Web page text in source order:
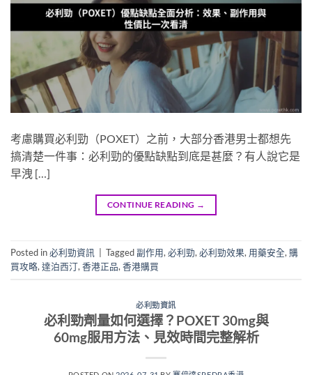
考慮購買必利勁（POXET）之前，大部分香港男士都想先
搞清楚一件事：必利勁的優點缺點到底是甚麼？有人說它是
早洩 […]
CONTINUE READING →
Posted in必利勁資訊 Tagged副作用, 必利勁, 必利勁效果, 用藥安全, 購
買攻略, 達泊西汀, 香港正品, 香港購買
必利勁資訊
必利勁劑量如何選擇？POXET 30mg與
60mg服用方法、見效時間完整解析